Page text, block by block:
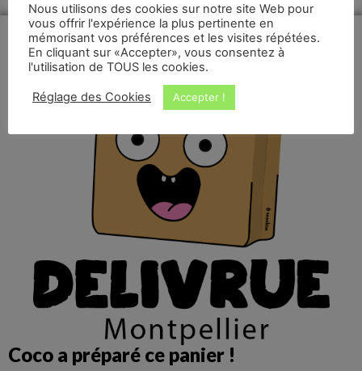
Coco a préparé ce panier !
Nous utilisons des cookies sur notre site Web pour
vous offrir l'expérience la plus pertinente en
mémorisant vos préférences et les visites répétées.
En cliquant sur «Accepter», vous consentez à
l'utilisation de TOUS les cookies.
Réglage des Cookies Accepter !